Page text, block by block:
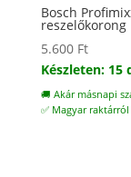
Bosch
reszelőkorong
5.600 Ft
Készleten: 15
🚚 Akár másnapi
✅ Magyar raktárról